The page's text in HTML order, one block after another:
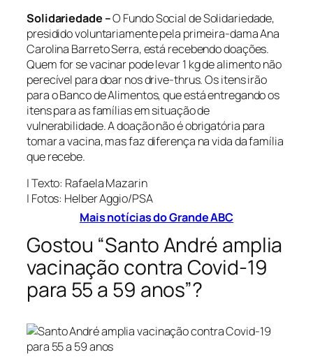
Solidariedade –O Fundo Social de Solidariedade,
presidido voluntariamente pela primeira-dama Ana
Carolina Barreto Serra, está recebendo doações.
Quem for se vacinar pode levar 1 kg de alimento não
perecível para doar nos drive-thrus. Os itens irão
para o Banco de Alimentos, que está entregando os
itens para as famílias em situação de
vulnerabilidade. A doação não é obrigatória para
tomar a vacina, mas faz diferença na vida da família
que recebe.
| Texto: Rafaela Mazarin
| Fotos: Helber Aggio/PSA
Mais notícias do Grande ABC
Gostou “Santo André amplia
vacinação contra Covid-19
para 55 a 59 anos”?